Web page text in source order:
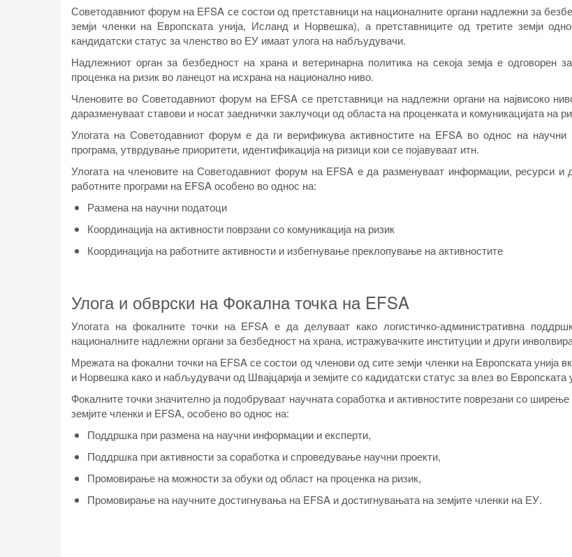
Советодавниот форум на EFSA се состои од претставници на националните органи надлежни за
земји членки на Европската унија, Исланд и Норвешка), а претставниците од третите земји
кандидатски статус за членство во ЕУ имаат улога на набљудувачи.
Надлежниот орган за безбедност на храна и ветеринарна политика на секоја земја е одговорен
проценка на ризик во ланецот на исхрана на национално ниво.
Членовите во Советодавниот форум на EFSA се претставници на надлежни органи на највисоко
даразменуваат ставови и носат заеднички заклучоци од областа на проценката и комуникацијата на
Улогата на Советодавниот форум е да ги верификува активностите на EFSA во однос на
програма, утврдување приоритети, идентификација на ризици кои се појавуваат итн.
Улогата на членовите на Советодавниот форум на EFSA e да разменуваат информации, ресурси и
работните програми на EFSA особено во однос на:
Размена на научни податоци
Координација на активности поврзани со комуникација на ризик
Координација на работните активности и избегнување преклопување на активностите
Улога и обврски на Фокална точка на EFSA
Улогата на фокалните точки на EFSA е да делуваат како логистичко-административна
националните надлежни органи за безбедност на храна, истражувачките институции и други
Мрежата на фокални точки на EFSA се состои од членови од сите земји членки на Европската унија
и Норвешка како и набљудувачи од Швајцарија и земјите со кадидатски статус за влез во Европската
Фокалните точки значително ја подобруваат научната соработка и активностите поврезани со
земјите членки и EFSA, особено во однос на:
Поддршка при размена на научни информации и експерти,
Поддршка при активности за соработка и спроведување научни проекти,
Промовирање на можности за обуки од област на проценка на ризик,
Промовирање на научните достигнувања на EFSA и достигнувањата на земјите членки на ЕУ.